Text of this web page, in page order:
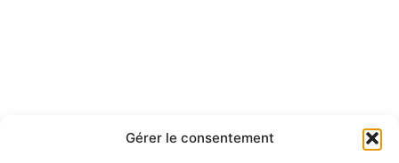
Gérer le consentement